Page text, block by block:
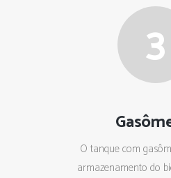
3
O tanque com
armazenamento do